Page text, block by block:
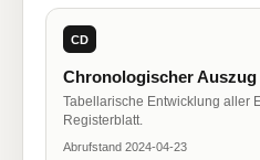
CD
Chronologischer Auszug
Tabellarische Entwicklung aller
Registerblatt.
Abrufstand 2024-04-23